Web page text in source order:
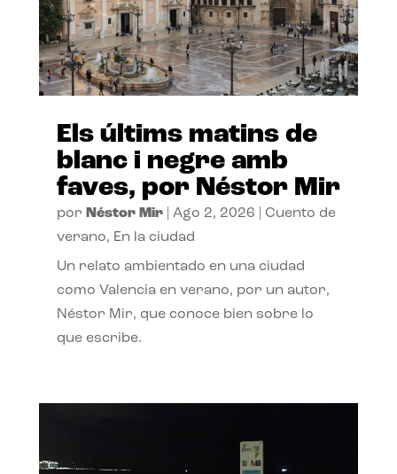
Els últims matins de
blanc i negre amb
faves, por Néstor Mir
por Néstor Mir| Ago 2, 2026
Cuento de
verano, En la ciudad
Un relato ambientado en una ciudad
como Valencia en verano, por un autor,
Néstor Mir, que conoce bien sobre lo
que escribe.